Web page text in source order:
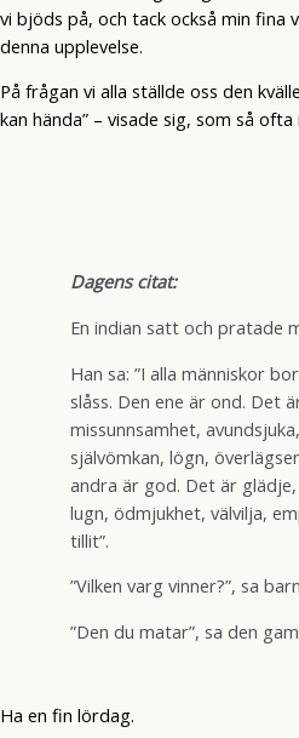
vi bjöds på, och tack också min fina
denna upplevelse.
På frågan vi alla ställde oss den
kan hända” – visade sig, som så
Dagens citat:
En indian satt och pratade
Han sa: ”I alla människor
slåss. Den ene är ond. Det
missunnsamhet,
självömkan, lögn,
andra är god. Det är
lugn, ödmjukhet, välvilja,
tillit”.
”Vilken varg vinner?”, sa
”Den du matar”, sa den
Ha en fin lördag.